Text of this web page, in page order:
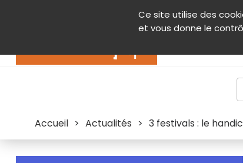
Ce site utilise des
et vous donne le
Contenu Aide et accessibilité
Accueil > Actualités > 3 festivals : le